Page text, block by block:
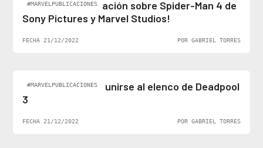
#MARVELPUBLICACIONES
¡Al fin hay información sobre Spider-Man 4 de
Sony Pictures y Marvel Studios!
FECHA 21/12/2022 POR GABRIEL TORRES
#MARVELPUBLICACIONES
Ben Stiller podría unirse al elenco de Deadpool
3
FECHA 21/12/2022 POR GABRIEL TORRES